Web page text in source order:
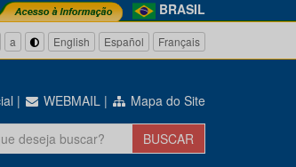
BRASIL
a English Español Français
| WEBMAIL | Mapa do Site